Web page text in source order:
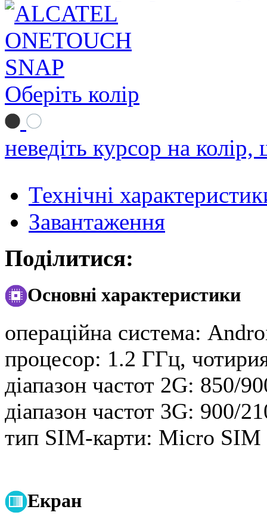
Оберіть колір
неведіть курсор на
Технічні
Завантаження
Поділитися:
Основні характеристики
операційна система:
процесор: 1.2 ГГц,
діапазон частот 2G: 850/
діапазон частот 3G: 900/
тип SIM-карти: Micro SIM
Екран